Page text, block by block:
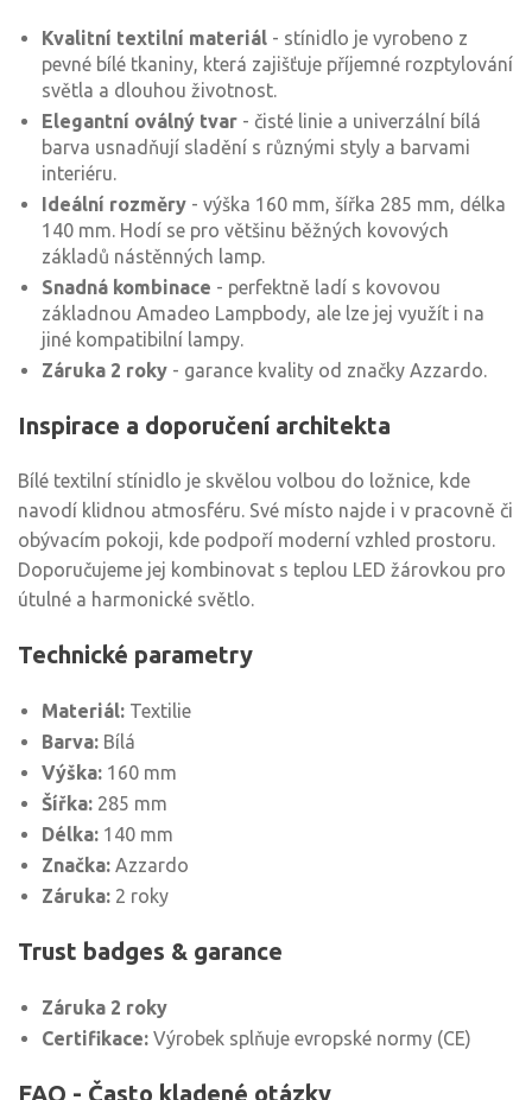
Kvalitní textilní materiál - stínidlo je vyrobeno z
pevné bílé tkaniny, která zajišťuje příjemné rozptylování
světla a dlouhou životnost.
Elegantní oválný tvar - čisté linie a univerzální bílá
barva usnadňují sladění s různými styly a barvami
interiéru.
Ideální rozměry - výška 160 mm, šířka 285 mm, délka
140 mm. Hodí se pro většinu běžných kovových
základů nástěnných lamp.
Snadná kombinace - perfektně ladí s kovovou
základnou Amadeo Lampbody, ale lze jej využít i na
jiné kompatibilní lampy.
Záruka 2 roky - garance kvality od značky Azzardo.
Inspirace a doporučení architekta
Bílé textilní stínidlo je skvělou volbou do ložnice, kde
navodí klidnou atmosféru. Své místo najde i v pracovně či
obývacím pokoji, kde podpoří moderní vzhled prostoru.
Doporučujeme jej kombinovat s teplou LED žárovkou pro
útulné a harmonické světlo.
Technické parametry
Materiál: Textilie
Barva: Bílá
Výška: 160 mm
Šířka: 285 mm
Délka: 140 mm
Značka: Azzardo
Záruka: 2 roky
Trust badges & garance
Záruka 2 roky
Certifikace: Výrobek splňuje evropské normy (CE)
FAQ - Často kladené otázky